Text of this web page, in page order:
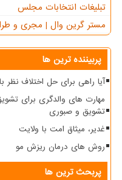
تبلیغات انتخابات مجلس
مستر گرین وال | مجری و
پربیننده ترین ها
آیا راهی برای حل اختلاف نظر
مهارت های والدگری برای
تشویق و صبوری
غدیر، میثاق امت با ولایت
روش های درمان ریزش مو
پربحث ترین ها